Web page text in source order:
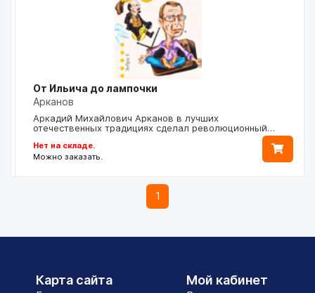
От Ильича до лампочки
Арканов
Аркадий Михайлович Арканов в лучших
отечественных традициях сделал революционный…
Нет на складе.
Можно заказать.
1
Карта сайта Мой кабинет